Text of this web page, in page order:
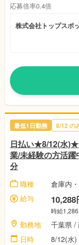
応募倍率0.4倍
株式会社トップスポ
最低1日勤務 8/12 の
日払い★8/12(水)★
業/未経験の方活
分
職種
倉庫内
給与
10,288
時給
勤務地
千葉県 /
日時
8/12(水